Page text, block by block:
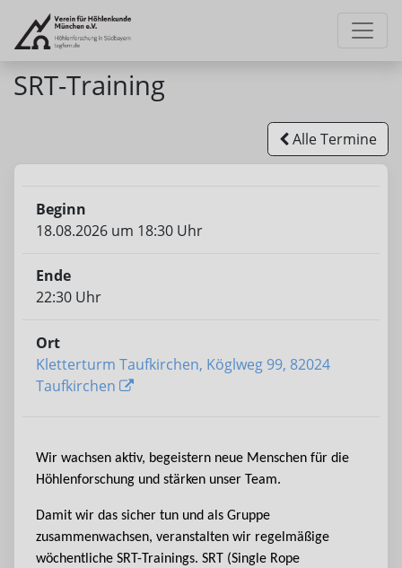
SRT-Training
Alle Termine
Beginn
18.08.2026 um 18:30 Uhr
Ende
22:30 Uhr
Ort
Kletterturm Taufkirchen, Köglweg 99, 82024
Taufkirchen
Wir wachsen aktiv, begeistern neue Menschen für die
Höhlenforschung und stärken unser Team.
Damit wir das sicher tun und als Gruppe
zusammenwachsen, veranstalten wir regelmäßige
wöchentliche SRT-Trainings. SRT (Single Rope